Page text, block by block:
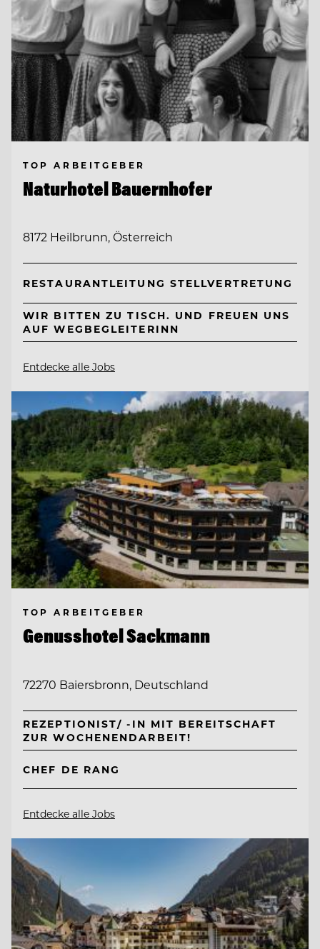
TOP ARBEITGEBER
Naturhotel Bauernhofer
8172 Heilbrunn, Österreich
RESTAURANTLEITUNG STELLVERTRETUNG
WIR BITTEN ZU TISCH. UND FREUEN UNS
AUF WEGBEGLEITERINN
Entdecke alle Jobs
TOP ARBEITGEBER
Genusshotel Sackmann
72270 Baiersbronn, Deutschland
REZEPTIONIST/ -IN MIT BEREITSCHAFT
ZUR WOCHENENDARBEIT!
CHEF DE RANG
Entdecke alle Jobs